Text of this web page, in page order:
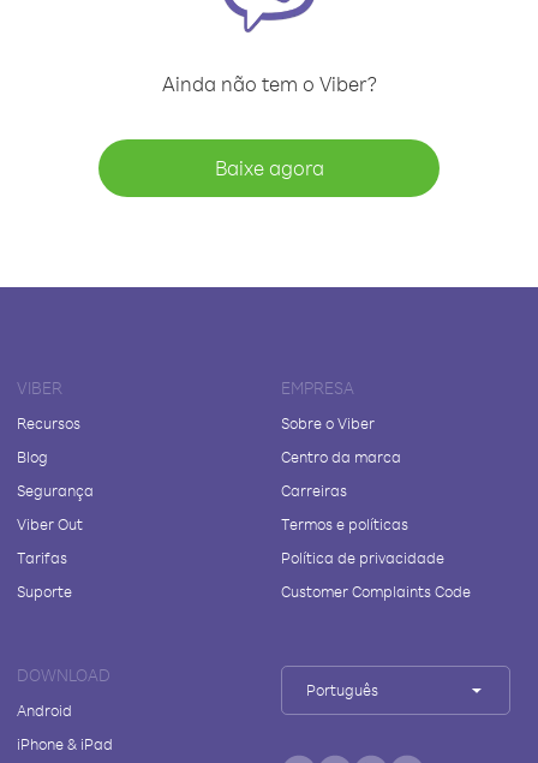
Ainda não tem o Viber?
Baixe agora
VIBER
Recursos
Blog
Segurança
Viber Out
Tarifas
Suporte
EMPRESA
Sobre o Viber
Centro da marca
Carreiras
Termos e políticas
Política de privacidade
Customer Complaints Code
DOWNLOAD
Android
iPhone & iPad
Português